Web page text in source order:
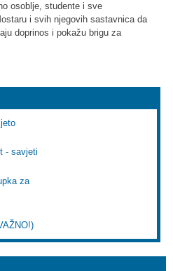
osoblje, studente i sve
i svih njegovih sastavnica da
doprinos i pokažu brigu za
- savjeti
za